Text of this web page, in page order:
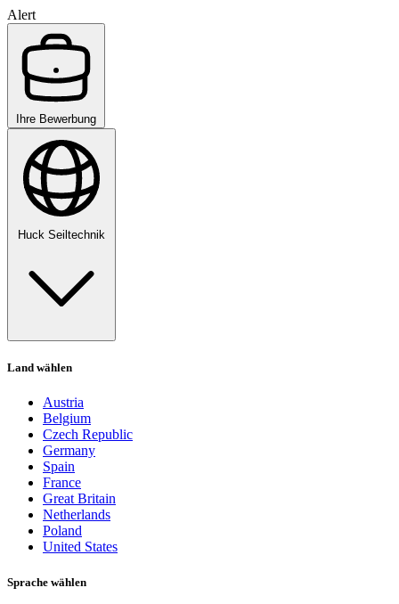
Alert
Ihre Bewerbung
Huck Seiltechnik
Land wählen
Austria
Belgium
Czech Republic
Germany
Spain
France
Great Britain
Netherlands
Poland
United States
Sprache wählen